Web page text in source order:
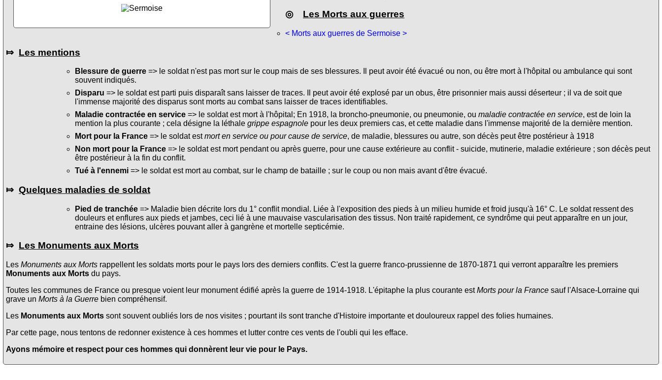
◎ Les Morts aux guerres
< Morts aux guerres de Sermoise >
⤇ Les mentions
Blessure de guerre => le soldat n'est pas mort sur le coup mais de ses blessures. Il peut avoir été évacué ou non, ou être mort à l'hôpital ou ambulance qui sont
souvent indiqués.
Disparu => le soldat est parti puis disparaît sans laisser de traces. Il peut avoir été explosé par un obus, être prisonnier mais aussi déserteur ; il va de soit que
l'immense majorité des disparus sont morts au combat sans laisser de traces identifiables.
Maladie contractée en service => le soldat est mort à l'hôpital; En 1918, la broncho-pneumonie, ou pneumonie, ou maladie contractée en service, est de loin la
mention la plus courante ; cela désigne la léthale grippe espagnole pour les deux premiers cas, et cette maladie dans l'immense majorité de la dernière mention.
Mort pour la France => le soldat estmort en service ou pour cause de service, de maladie, blessures ou autre, son décès peut être postérieur à 1918
Non mort pour la France => le soldat est mort pendant ou après guerre, pour une cause extérieure au conflit - suicide, mutinerie, maladie extérieure ; son décès peut
être postérieur à la fin du conflit.
Tué à l'ennemi => le soldat est mort au combat, sur le champ de bataille ; sur le coup ou non mais avant d'être évacué.
⤇ Quelques maladies de soldat
Pied de tranchée => Maladie bien décrite lors du 1° conflit mondial. Liée à l'exposition des pieds à un milieu humide et froid jusqu'à 16° C. Le soldat ressent des
douleurs et enflures aux pieds et jambes, ceci lié à une mauvaise vascularisation des tissus. Non traité rapidement, ce syndrôme qui peut apparaître en un jour,
entraine des lésions, ulcères pouvant aller à gangrène et mortelle septicémie.
⤇ Les Monuments aux Morts
Les Monuments aux Morts rappellent les soldats morts pour le pays lors des derniers conflits. C'est la guerre franco-prussienne de 1870-1871 qui verront apparaître les premiers
Monuments aux Morts du pays.
Toutes les communes de France ou presque voient leur monument édifié après la guerre de 1914-1918. L'épitaphe la plus courante estMorts pour la France sauf l'Alsace-Lorraine qui
grave un Morts à la Guerre bien compréhensif.
Les Monuments aux Morts sont souvent oubliés lors de nos visites ; pourtant ils sont tranche d'Histoire importante et douloureux rappel des folies humaines.
Par cette page, nous tentons de redonner existence à ces hommes et lutter contre ces vents de l'oubli qui les efface.
Ayons mémoire et respect pour ces hommes qui donnèrent leur vie pour le Pays.